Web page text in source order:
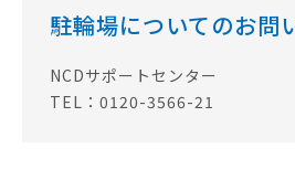
駐輪場についてのお問
NCDサポートセンター
TEL：0120-3566-21